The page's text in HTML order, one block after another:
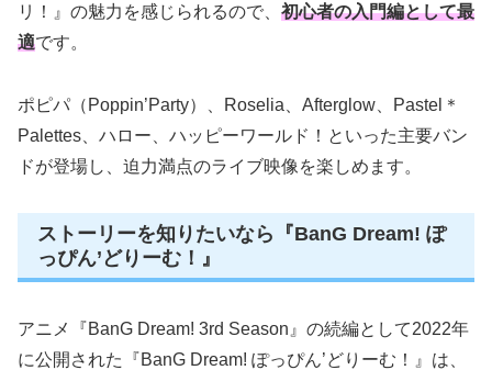
リ！』の魅力を感じられるので、 初心者の入門編として最
適です。
ポピパ（Poppin’Party）、Roselia、Afterglow、Pastel＊
Palettes、ハロー、ハッピーワールド！といった主要バン
ドが登場し、迫力満点のライブ映像を楽しめます。
ストーリーを知りたいなら『BanG Dream! ぽ
っぴん’どりーむ！』
アニメ『BanG Dream! 3rd Season』の続編として2022年
に公開された『BanG Dream! ぽっぴん’どりーむ！』は、